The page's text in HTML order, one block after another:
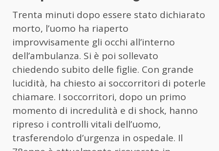
Trenta minuti dopo essere stato dichiarato
morto, l’uomo ha riaperto
improvvisamente gli occhi all’interno
dell’ambulanza. Si è poi sollevato
chiedendo subito delle figlie. Con grande
lucidità, ha chiesto ai soccorritori di poterle
chiamare. I soccorritori, dopo un primo
momento di incredulità e di shock, hanno
ripreso i controlli vitali dell’uomo,
trasferendolo d’urgenza in ospedale. Il